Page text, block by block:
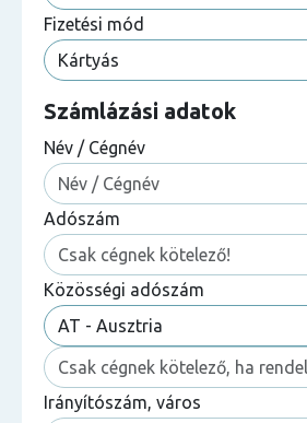
Fizetési mód
Számlázási adatok
Név / Cégnév
Adószám
Közösségi adószám
Irányítószám, város